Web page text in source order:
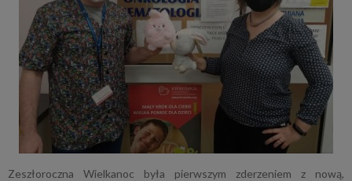
Zeszłoroczna Wielkanoc była pierwszym zderzeniem z nową,